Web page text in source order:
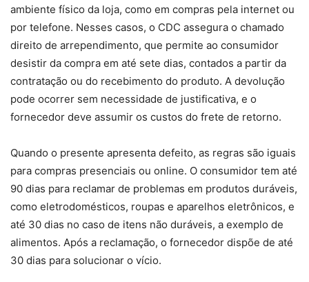
ambiente físico da loja, como em compras pela internet ou
por telefone. Nesses casos, o CDC assegura o chamado
direito de arrependimento, que permite ao consumidor
desistir da compra em até sete dias, contados a partir da
contratação ou do recebimento do produto. A devolução
pode ocorrer sem necessidade de justificativa, e o
fornecedor deve assumir os custos do frete de retorno.
Quando o presente apresenta defeito, as regras são iguais
para compras presenciais ou online. O consumidor tem até
90 dias para reclamar de problemas em produtos duráveis,
como eletrodomésticos, roupas e aparelhos eletrônicos, e
até 30 dias no caso de itens não duráveis, a exemplo de
alimentos. Após a reclamação, o fornecedor dispõe de até
30 dias para solucionar o vício.